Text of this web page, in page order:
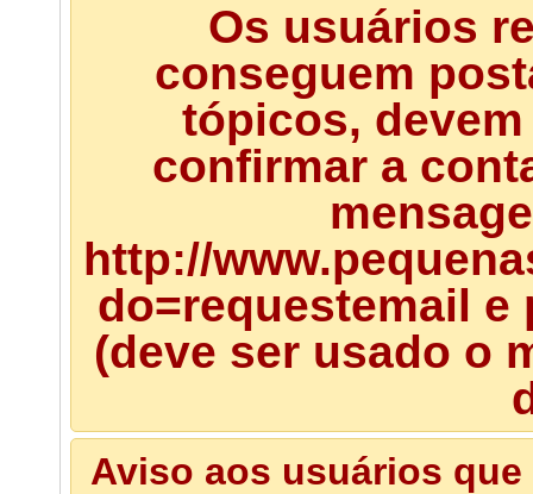
Os usuários
conseguem
tópicos,
confirmar a
http://
do=requestemail
(deve ser usado o
Aviso aos usuários